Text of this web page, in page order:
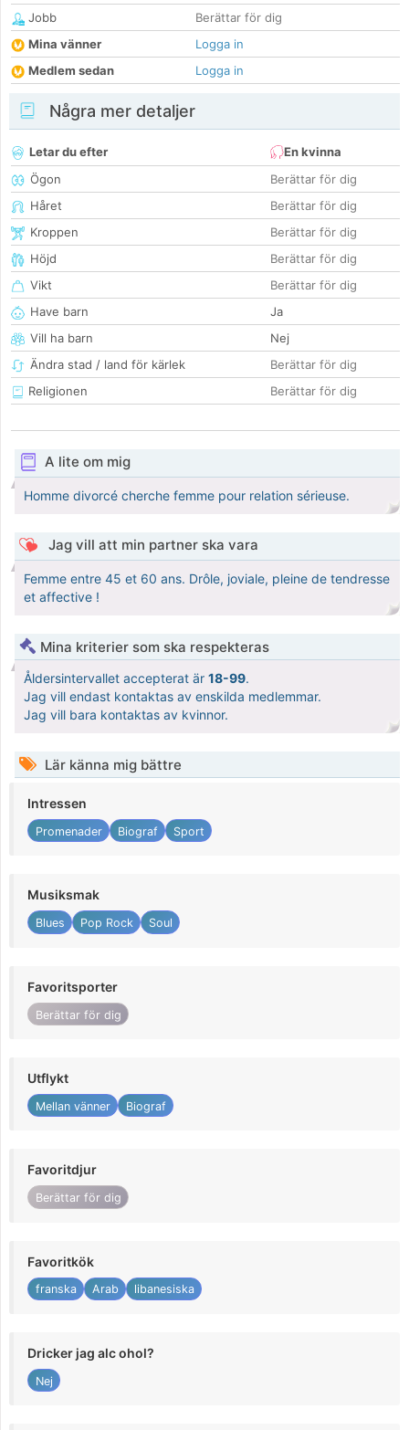
Jobb
Berättar för dig
Mina vänner
Logga in
Medlem sedan
Logga in
Några mer detaljer
Letar du efter
En kvinna
Ögon
Berättar för dig
Håret
Berättar för dig
Kroppen
Berättar för dig
Höjd
Berättar för dig
Vikt
Berättar för dig
Have barn
Ja
Vill ha barn
Nej
Ändra stad / land för kärlek
Berättar för dig
Religionen
Berättar för dig
A lite om mig
Homme divorcé cherche femme pour relation sérieuse.
Jag vill att min partner ska vara
Femme entre 45 et 60 ans. Drôle, joviale, pleine de tendresse
et affective !
Mina kriterier som ska respekteras
Åldersintervallet accepterat är 18-99.
Jag vill endast kontaktas av enskilda medlemmar.
Jag vill bara kontaktas av kvinnor.
Lär känna mig bättre
Intressen
Promenader Biograf Sport
Musiksmak
Blues Pop Rock Soul
Favoritsporter
Berättar för dig
Utflykt
Mellan vänner Biograf
Favoritdjur
Berättar för dig
Favoritkök
franska Arab libanesiska
Dricker jag alc ohol?
Nej